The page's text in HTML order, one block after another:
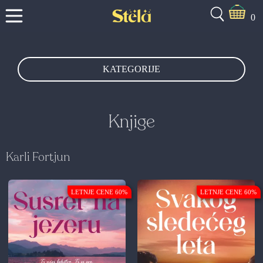
0
KATEGORIJE
Knjige
Karli Fortjun
LETNJE CENE 60% LETNJE CENE 60%